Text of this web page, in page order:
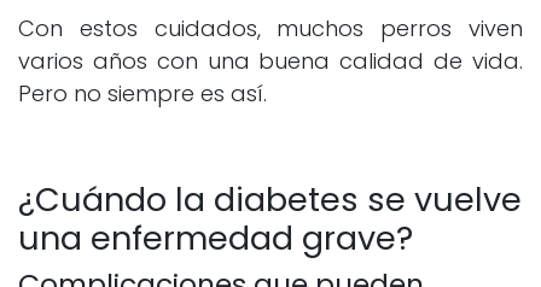
Con estos cuidados, muchos perros viven
varios años con una buena calidad de vida.
Pero no siempre es así.
¿Cuándo la diabetes se vuelve
una enfermedad grave?